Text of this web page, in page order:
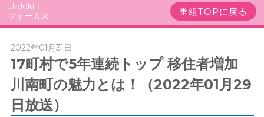
U-doki：
フォーカス
番組TOPに戻る
2022年01月31日
17町村で5年連続トップ 移住者増加
川南町の魅力とは！（2022年01月29
日放送）